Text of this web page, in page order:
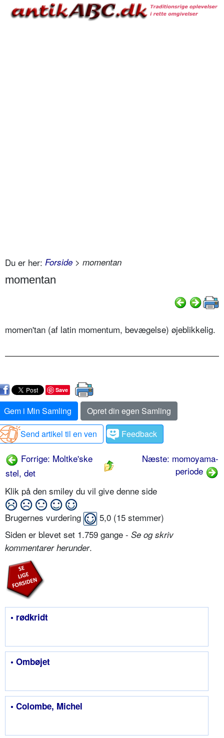
Du er her: Forside > momentan
momentan
momen'tan (af latin momentum, bevægelse) øjeblikkelig.
Save
Gem i Min Samling
Opret din egen Samling
Send artikel til en ven
Feedback
Forrige: Moltke'ske
stel, det
Næste: momoyama-
periode
Klik på den smiley du vil give denne side
Brugernes vurdering 5,0 (15 stemmer)
Siden er blevet set 1.759 gange - Se og skriv
kommentarer herunder.
• rødkridt
• Ombøjet
• Colombe, Michel